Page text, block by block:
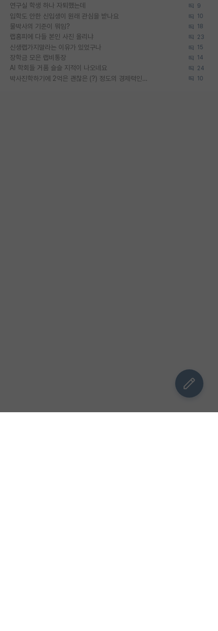
연구실 학생 하나 자퇴했는데 9
입학도 안한 신입생이 원래 관심을 받나요 10
물박사의 기준이 뭐임? 18
랩홈피에 다들 본인 사진 올리냐 23
신생랩가지말라는 이유가 있었구나 15
장학금 모은 랩비통장 14
AI 학회들 거품 슬슬 지적이 나오네요 24
박사진학하기에 2억은 괜찮은 (?) 정도의 경제력인가요 10